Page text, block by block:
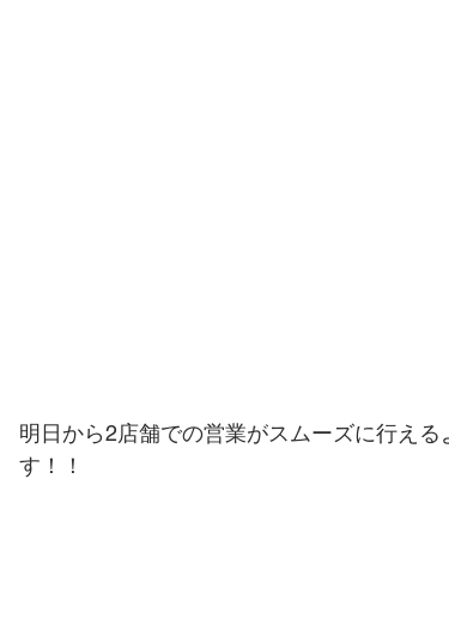
明日から2店舗での営業がスムーズに行え
す！！